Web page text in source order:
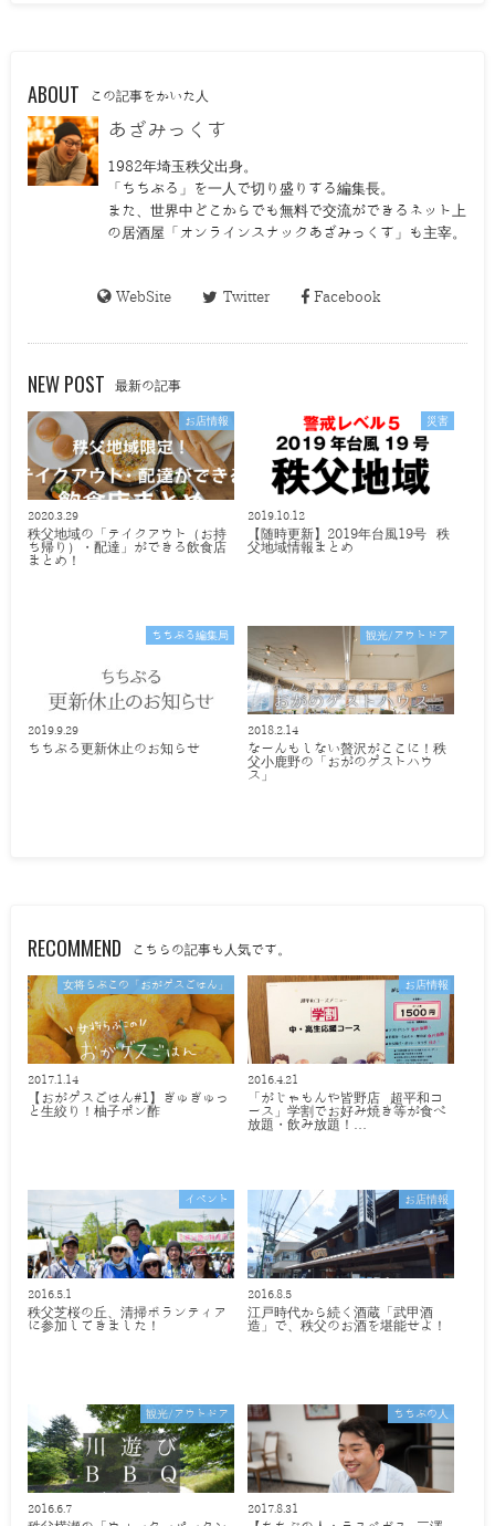
ABOUT この記事をかいた人
あざみっくす
1982年埼玉秩父出身。
「ちちぶる」を一人で切り盛りする編集長。
また、世界中どこからでも無料で交流ができるネット上
の居酒屋「オンラインスナックあざみっくす」も主宰。
WebSite Twitter Facebook
NEW POST 最新の記事
お店情報
2020.3.29
秩父地域の「テイクアウト（お持
ち帰り）・配達」ができる飲食店
まとめ！
災害
2019.10.12
【随時更新】2019年台風19号 秩
父地域情報まとめ
ちちぶる編集局
2019.9.29
ちちぶる更新休止のお知らせ
観光/アウトドア
2018.2.14
なーんもしない贅沢がここに！秩
父小鹿野の「おがのゲストハウ
ス」
RECOMMEND こちらの記事も人気です。
女将らぶこの「おがゲスごはん」
2017.1.14
【おがゲスごはん#1】ぎゅぎゅっ
と生絞り！柚子ポン酢
お店情報
2016.4.21
「がじゃもんや皆野店 超平和コ
ース」学割でお好み焼き等が食べ
放題・飲み放題！…
イベント
2016.5.1
秩父芝桜の丘、清掃ボランティア
に参加してきました！
お店情報
2016.8.5
江戸時代から続く酒蔵「武甲酒
造」で、秩父のお酒を堪能せよ！
観光/アウトドア
2016.6.7
ちちぶの人
2017.8.31